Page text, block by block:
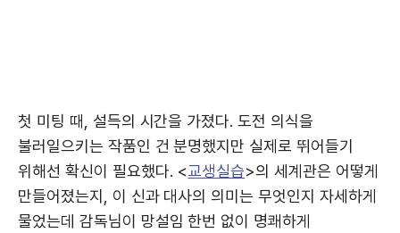
첫 미팅 때, 설득의 시간을 가졌다. 도전 의식을
불러일으키는 작품인 건 분명했지만 실제로 뛰어들기
위해선 확신이 필요했다. <교생실습>의 세계관은 어떻게
만들어졌는지, 이 신과 대사의 의미는 무엇인지 자세하게
물었는데 감독님이 망설임 한번 없이 명쾌하게